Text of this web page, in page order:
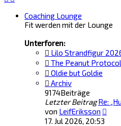
Coaching Lounge
Fit werden mit der Lounge
Unterforen:
Lilo Strandfigur
The Peanut Protocol
Oldie but Goldie
Archiv
9174Beiträge
Letzter Beitrag Re:
von LeifEriksson
17. Jul 2026, 20:53